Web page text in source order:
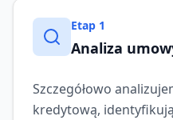
Etap 1
Analiza
Szczegółowo
kredytową,